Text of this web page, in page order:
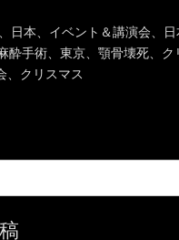
日本 イベント＆講演会、
酔手術、 東京、 顎骨壊死、 ク
、 クリスマス